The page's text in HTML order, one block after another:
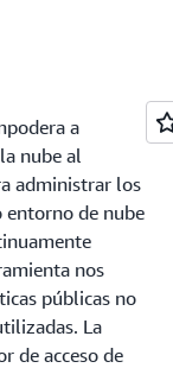
a
nube al
administrar los
entorno de nube
nos
públicas no
La
de acceso de